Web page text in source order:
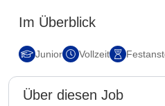
Im Überblick
Junior Vollzeit
Über diesen Job